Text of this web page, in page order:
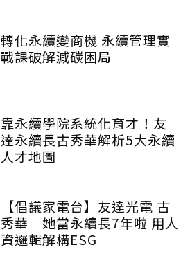
轉化永續變商機 永續管理實
戰課破解減碳困局
靠永續學院系統化育才！友
達永續長古秀華解析5大永續
人才地圖
【倡議家電台】友達光電 古
秀華｜她當永續長7年啦 用人
資邏輯解構ESG